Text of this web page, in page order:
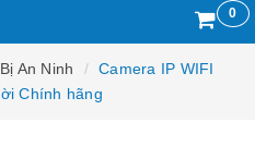
0
An Ninh
Camera IP WIFI
Chính hãng